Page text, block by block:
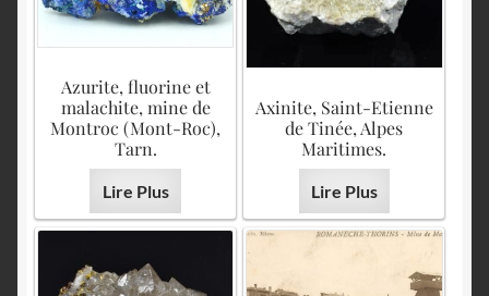
Azurite, fluorine et
malachite, mine de
Montroc (Mont-Roc),
Tarn.
Lire Plus
Axinite, Saint-Etienne
de Tinée, Alpes
Maritimes.
Lire Plus